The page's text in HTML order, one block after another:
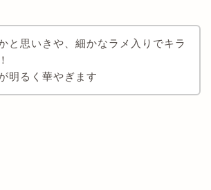
と思いきや、細かなラメ入りでキラ
明るく華やぎます